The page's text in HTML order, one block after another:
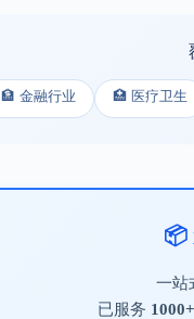
🏦 金融行业 🏥 医疗卫生
📦
一站
已服务 1000+